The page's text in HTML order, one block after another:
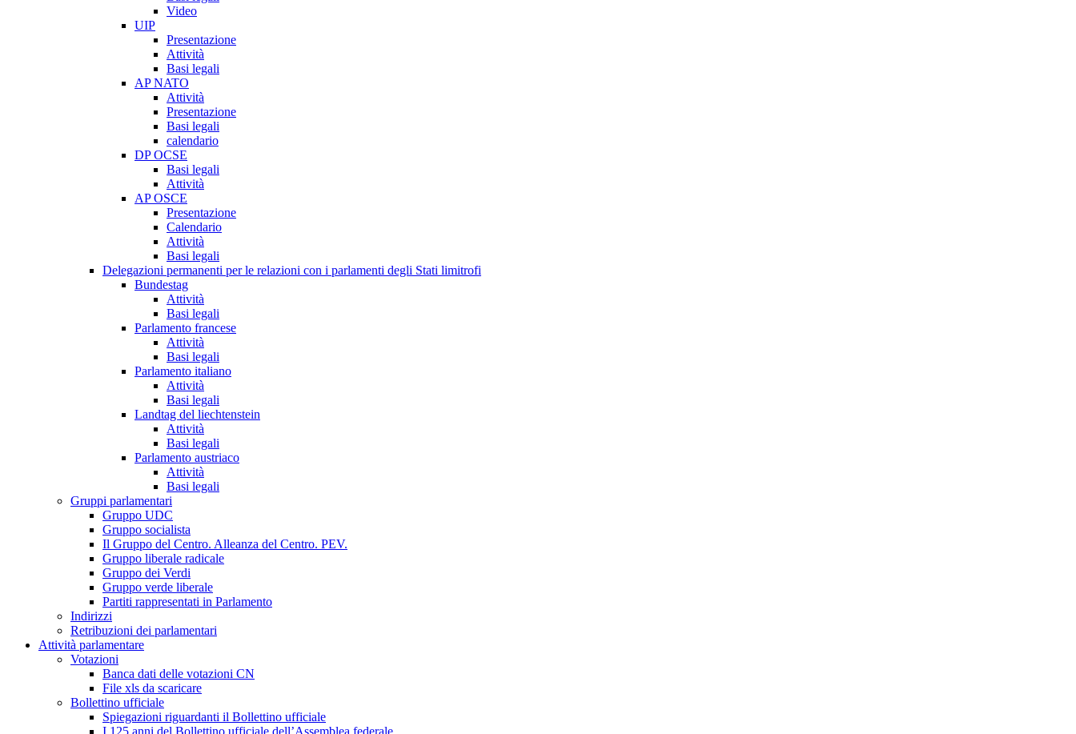
Video
UIP
Presentazione
Attività
Basi legali
AP NATO
Attività
Presentazione
Basi legali
calendario
DP OCSE
Basi legali
Attività
AP OSCE
Presentazione
Calendario
Attività
Basi legali
Delegazioni permanenti per le relazioni con i parlamenti degli Stati limitrofi
Bundestag
Attività
Basi legali
Parlamento francese
Attività
Basi legali
Parlamento italiano
Attività
Basi legali
Landtag del liechtenstein
Attività
Basi legali
Parlamento austriaco
Attività
Basi legali
Gruppi parlamentari
Gruppo UDC
Gruppo socialista
Il Gruppo del Centro. Alleanza del Centro. PEV.
Gruppo liberale radicale
Gruppo dei Verdi
Gruppo verde liberale
Partiti rappresentati in Parlamento
Indirizzi
Retribuzioni dei parlamentari
Attività parlamentare
Votazioni
Banca dati delle votazioni CN
File xls da scaricare
Bollettino ufficiale
Spiegazioni riguardanti il Bollettino ufficiale